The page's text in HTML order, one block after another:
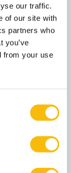
our traffic.
of our site with
partners who
you’ve
from your use
is
Met jouw
en innovaties
Kansen
zet en
je het verschil
blikveld en